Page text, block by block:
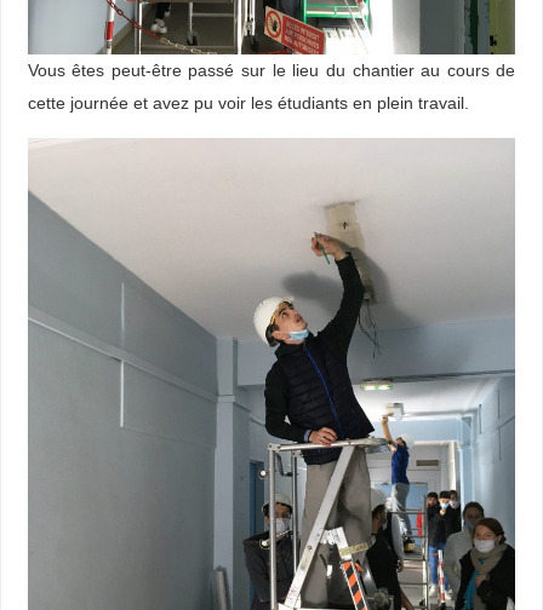
Vous êtes peut-être passé sur le lieu du chantier au cours de
cette journée et avez pu voir les étudiants en plein travail.